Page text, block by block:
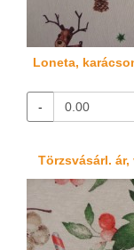
Loneta,
-
Törzsvásárl.